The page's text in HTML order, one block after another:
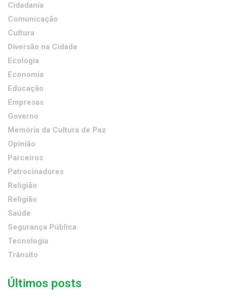
Cidadania
Comunicação
Cultura
Diversão na Cidade
Ecologia
Economia
Educação
Empresas
Governo
Memória da Cultura de Paz
Opinião
Parceiros
Patrocinadores
Religião
Religião
Saúde
Segurança Pública
Tecnologia
Trânsito
Últimos posts